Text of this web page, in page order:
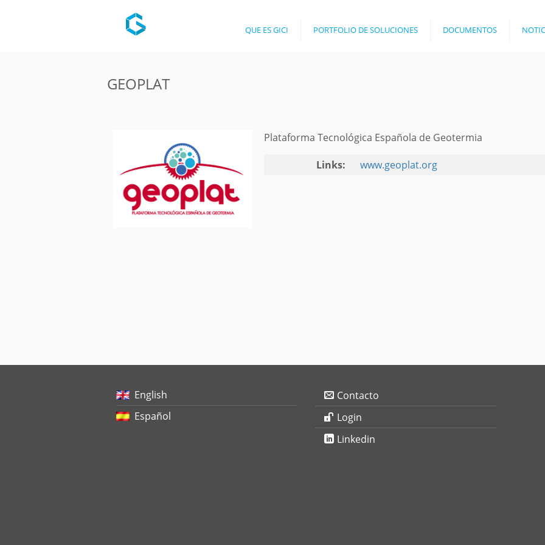
GEOPLAT
Plataforma Tecnológica Española de Geotermia
Links: www.geoplat.org
English
Español
Contacto
Login
Linkedin
QUE ES GICI PORTFOLIO DE SOLUCIONES DOCUMENTOS